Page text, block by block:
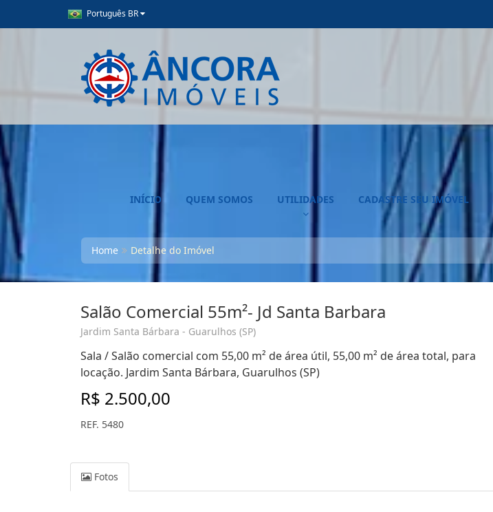
Português BR
INÍCIO QUEM SOMOS UTILIDADES CADASTRE SEU IMÓVEL
Home Detalhe do Imóvel
Salão Comercial 55m²- Jd Santa Barbara
Jardim Santa Bárbara - Guarulhos (SP)
Sala / Salão comercial com 55,00 m² de área útil, 55,00 m² de área total, para
locação. Jardim Santa Bárbara, Guarulhos (SP)
R$ 2.500,00
REF. 5480
Fotos